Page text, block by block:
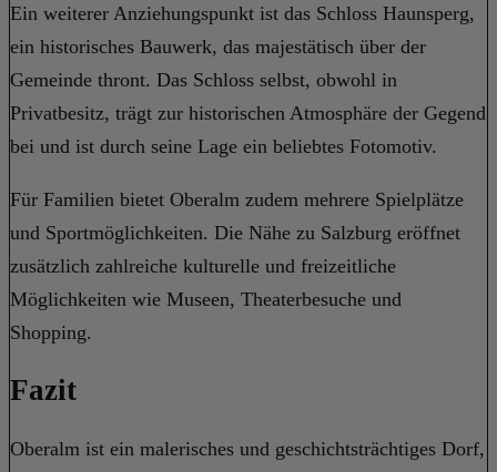
Ein weiterer Anziehungspunkt ist das Schloss Haunsperg,
ein historisches Bauwerk, das majestätisch über der
Gemeinde thront. Das Schloss selbst, obwohl in
Privatbesitz, trägt zur historischen Atmosphäre der Gegend
bei und ist durch seine Lage ein beliebtes Fotomotiv.
Für Familien bietet Oberalm zudem mehrere Spielplätze
und Sportmöglichkeiten. Die Nähe zu Salzburg eröffnet
zusätzlich zahlreiche kulturelle und freizeitliche
Möglichkeiten wie Museen, Theaterbesuche und
Shopping.
Fazit
Oberalm ist ein malerisches und geschichtsträchtiges Dorf,